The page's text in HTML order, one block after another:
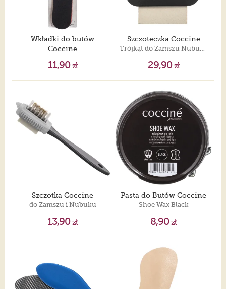
Wkładki do butów
Coccine
11,90zł
Szczoteczka Coccine
29,90zł
Szczotka Coccine
do Zamszu i Nubuku
13,90zł
Pasta do Butów Coccine
Shoe Wax Black
8,90zł